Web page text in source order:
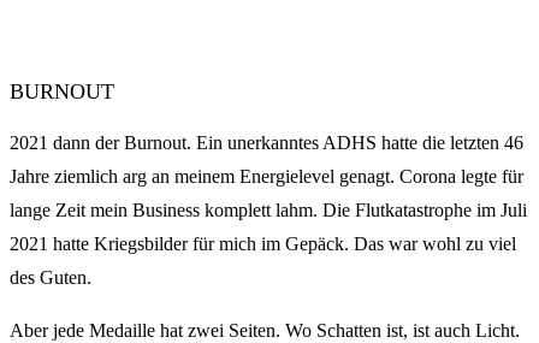
BURNOUT
2021 dann der Burnout. Ein unerkanntes ADHS hatte die letzten 46
Jahre ziemlich arg an meinem Energielevel genagt. Corona legte für
lange Zeit mein Business komplett lahm. Die Flutkatastrophe im Juli
2021 hatte Kriegsbilder für mich im Gepäck. Das war wohl zu viel
des Guten.
Aber jede Medaille hat zwei Seiten. Wo Schatten ist, ist auch Licht.